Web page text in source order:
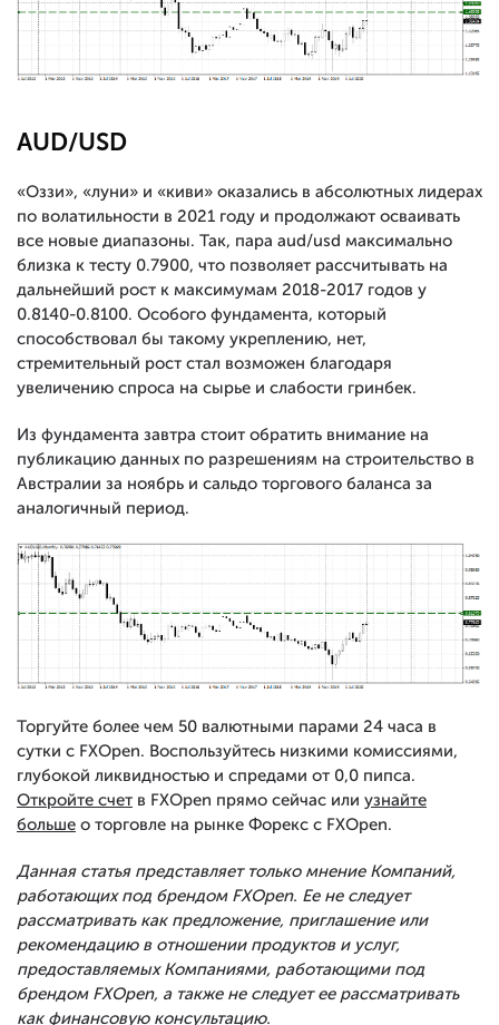
AUD/USD
«Оззи», «луни» и «киви» оказались в абсолютных лидерах
по волатильности в 2021 году и продолжают осваивать
все новые диапазоны. Так, пара aud/usd максимально
близка к тесту 0.7900, что позволяет рассчитывать на
дальнейший рост к максимумам 2018-2017 годов у
0.8140-0.8100. Особого фундамента, который
способствовал бы такому укреплению, нет,
стремительный рост стал возможен благодаря
увеличению спроса на сырье и слабости гринбек.
Из фундамента завтра стоит обратить внимание на
публикацию данных по разрешениям на строительство в
Австралии за ноябрь и сальдо торгового баланса за
аналогичный период.
Торгуйте более чем 50 валютными парами 24 часа в
сутки с FXOpen. Воспользуйтесь низкими комиссиями,
глубокой ликвидностью и спредами от 0,0 пипса.
Откройте счет в FXOpen прямо сейчас или узнайте
больше о торговле на рынке Форекс с FXOpen.
Данная статья представляет только мнение Компаний,
работающих под брендом FXOpen. Ее не следует
рассматривать как предложение, приглашение или
рекомендацию в отношении продуктов и услуг,
предоставляемых Компаниями, работающими под
брендом FXOpen, а также не следует ее рассматривать
как финансовую консультацию.